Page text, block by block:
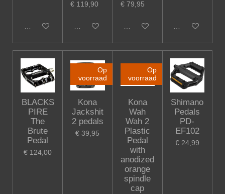
In winkelwagen
€ 119,90
In winkelwagen
€ 79,95
In winkelwagen In winkelwagen
BLACKS
PIRE
The
Brute
Pedal
€ 124,00
Op
voorraad
Kona
Jackshit
2 pedals
€ 39,95
Op
voorraad
Kona
Wah
Wah 2
Plastic
Pedal
with
anodized
orange
spindle
cap
Shimano
Pedals
PD-
EF102
€ 24,99